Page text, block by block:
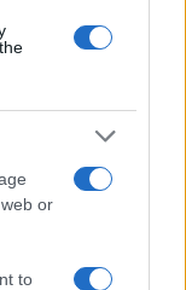
or
to
il prossimo
ad
1.4k